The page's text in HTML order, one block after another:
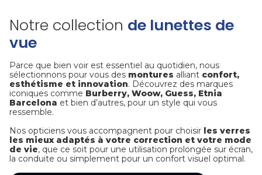
Notre collection de lunettes de
vue
Parce que bien voir est essentiel au quotidien, nous
sélectionnons pour vous des montures alliant confort,
esthétisme et innovation. Découvrez des marques
iconiques comme Burberry, Woow, Guess, Etnia
Barcelona et bien d’autres, pour un style qui vous
ressemble.
Nos opticiens vous accompagnent pour choisir les verres
les mieux adaptés à votre correction et votre mode
de vie, que ce soit pour une utilisation prolongée sur écran,
la conduite ou simplement pour un confort visuel optimal.